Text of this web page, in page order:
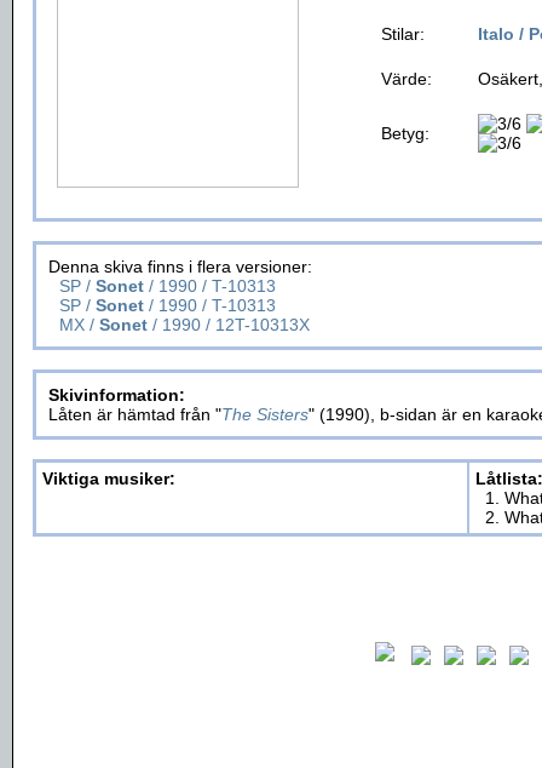
Stilar: Italo /
Värde:
Betyg:
Denna skiva finns i flera versioner:
SP / Sonet / 1990 / T-10313
SP / Sonet / 1990 / T-10313
MX / Sonet / 1990 / 12T-10313X
Skivinformation:
Låten är hämtad från "The Sisters" (1990), b-sidan är en
Viktiga musiker:
Låtlista:
1.
2.